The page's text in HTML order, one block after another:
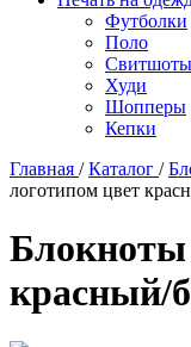
Футболки
Поло
Свитшоты
Худи
Шопперы
Кепки
Главная / Каталог /
логотипом цвет
Блокноты
красный/